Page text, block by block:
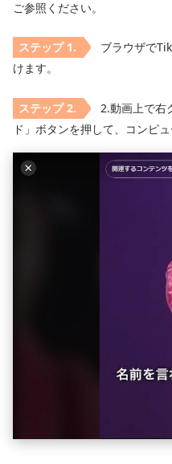
ご参照ください。
ブラウザで
けます。
2.動画上で右
ド」ボタンを押して、コンピ